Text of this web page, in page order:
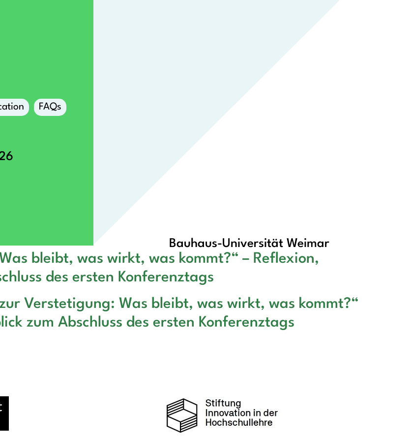
FAQs
Bauhaus-Universität Weimar
bleibt, was wirkt, was kommt?“ – Reflexion,
des ersten Konferenztags
Verstetigung: Was bleibt, was wirkt, was kommt?“
zum Abschluss des ersten Konferenztags